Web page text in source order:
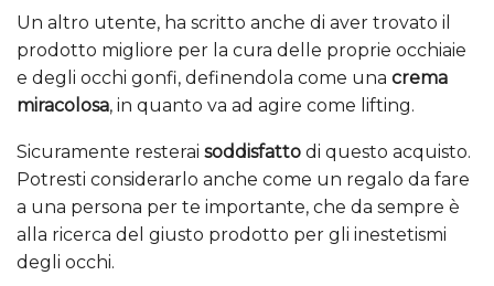
Un altro utente, ha scritto anche di aver trovato il
prodotto migliore per la cura delle proprie occhiaie
e degli occhi gonfi, definendola come una crema
miracolosa, in quanto va ad agire come lifting.
Sicuramente resterai soddisfatto di questo acquisto.
Potresti considerarlo anche come un regalo da fare
a una persona per te importante, che da sempre è
alla ricerca del giusto prodotto per gli inestetismi
degli occhi.